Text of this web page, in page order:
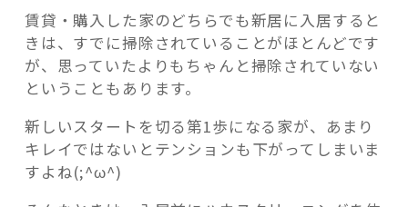
賃貸・購入した家のどちらでも新居に入居すると
きは、すでに掃除されていることがほとんどです
が、思っていたよりもちゃんと掃除されていない
ということもあります。
新しいスタートを切る第1歩になる家が、あまり
キレイではないとテンションも下がってしまいま
すよね(;^ω^)